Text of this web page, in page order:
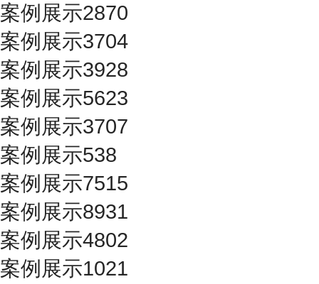
案例展示2870
案例展示3704
案例展示3928
案例展示5623
案例展示3707
案例展示538
案例展示7515
案例展示8931
案例展示4802
案例展示1021